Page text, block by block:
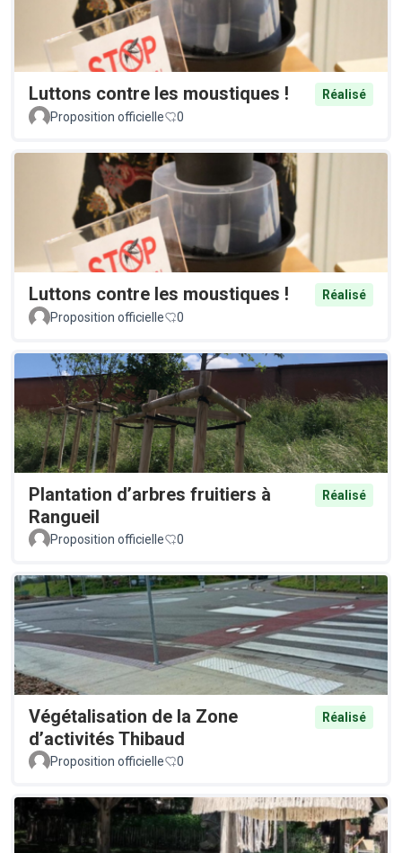
Luttons contre les moustiques !
Réalisé
Proposition officielle
0
Luttons contre les moustiques !
Réalisé
Proposition officielle
0
Plantation d’arbres fruitiers à
Rangueil
Réalisé
Proposition officielle 0
Végétalisation de la Zone
d’activités Thibaud
Réalisé
Proposition officielle 0